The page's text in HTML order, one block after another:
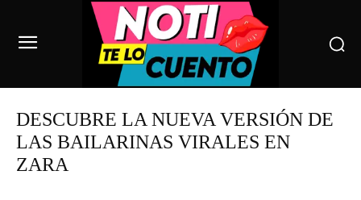
DESCUBRE LA NUEVA VERSIÓN DE
LAS BAILARINAS VIRALES EN
ZARA